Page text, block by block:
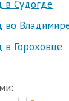
в Судогде
во
Гороховце